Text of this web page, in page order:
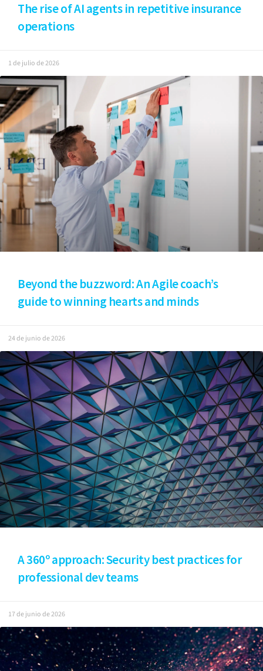
The rise of AI agents in repetitive insurance
operations
1 de julio de 2026
Beyond the buzzword: An Agile coach’s
guide to winning hearts and minds
24 de junio de 2026
A 360º approach: Security best practices for
professional dev teams
17 de junio de 2026